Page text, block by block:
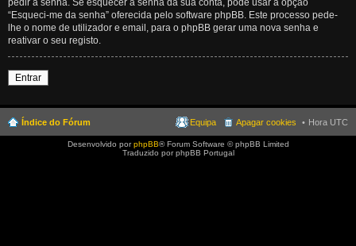
pedir a senha. Se esquecer a senha da sua conta, pode usar a opção
“Esqueci-me da senha” oferecida pelo software phpBB. Este processo pede-
lhe o nome de utilizador e email, para o phpBB gerar uma nova senha e
reativar o seu registo.
Entrar
Índice do Fórum Hora UTC
Apagar cookies
Equipa
Desenvolvido porphpBB® Forum Software © phpBB Limited
Traduzido por phpBB Portugal